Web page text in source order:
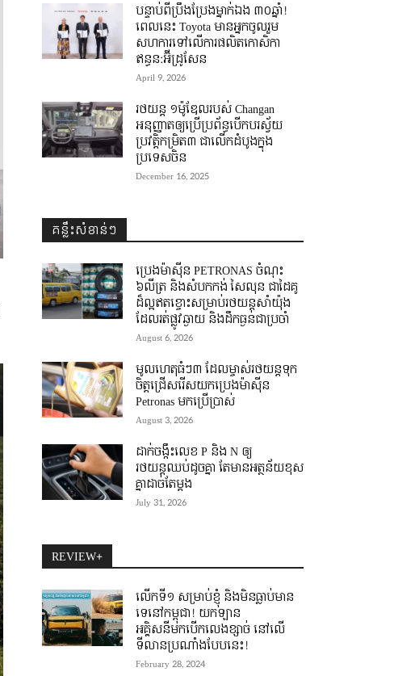
បន្ទាប់ពីប្រឹងប្រែងម្នាក់ឯង ៣០ឆ្នាំ! ​
ពេលនេះ Toyota មានអ្នកចូលរួម
សហការទៅលើការផលិតកោសិកា
ឥន្ធន:អ៊ីដ្រូសែន
April 9, 2026
រថយន្ត ១ម៉ូឌែលរបស់ Changan
អនុញ្ញាតឲ្យប្រើប្រព័ន្ធបើកបរស្វ័យ
ប្រវត្តិកម្រិត៣ ជាលើកដំបូងក្នុង
ប្រទេសចិន
December 16, 2025
គន្លឹះសំខាន់ៗ
ប្រេងម៉ាស៊ីន PETRONAS ចំណុះ
៦លីត្រ និងសំបកកង់ សៃលុន ជាដៃគូ
ដ៏ល្អឥតខ្ចោះសម្រាប់រថយន្តសាំយ៉ុង
ដែលរត់ផ្លូវឆ្ងាយ និងដឹកធ្ងន់ជាប្រចាំ
August 6, 2026
មូលហេតុធំៗ៣ ដែលម្ចាស់រថយន្តទុក
ចិត្តជ្រើសរើសយកប្រេងម៉ាស៊ីន
Petronas មកប្រើប្រាស់
August 3, 2026
ដាក់ចង្កឹះលេខ P និង N ឲ្យ
រថយន្តឈប់ដូចគ្នា តែមានអត្ថន័យខុស
គ្នាដាច់តែម្តង
July 31, 2026
REVIEW+
លើកទី១ សម្រាប់ខ្ញុំ និងមិនធ្លាប់មាន
ទេនៅកម្ពុជា! យកឡាន
អគ្គិសនីមកបើកលេងខ្សាច់ នៅលើ
ទីលានប្រណាំងបែបនេះ!
February 28, 2024